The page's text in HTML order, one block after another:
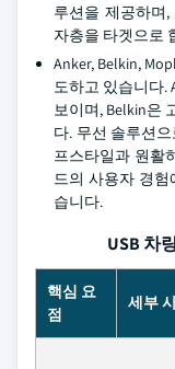
루션을 제공하며
자층을 타겟으로
Anker, Belkin,
도하고 있습니다.
보이며, Belkin은
다. 무선 솔루션
프스타일과 원활
드의 사용자 경
습니다.
USB 차
핵심 요
점
세부